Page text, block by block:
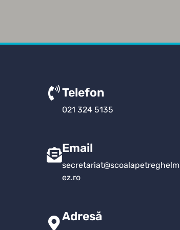
Telefon
021 324 5135
Email
secretariat@scoalapetreghelm
ez.ro
Adresă